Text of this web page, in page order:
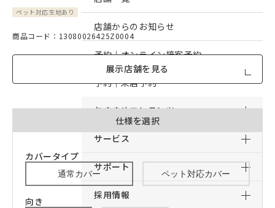
店舗からのお知らせ
予約｜オンライン接客予約
予約｜来店予約
おすすめコンテンツ
サービス
サポート
採用情報
ペット対応生地あり
商品コード：13080026425Z0004
展示店舗を見る
仕様を選択
カバータイプ
通常カバー ペット対応カバー
向き